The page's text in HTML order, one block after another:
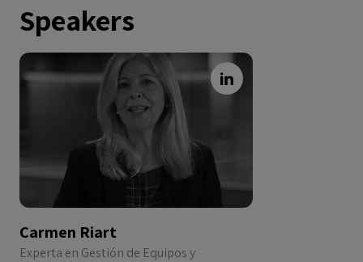
Speakers
Carmen Riart
Experta en Gestión de Equipos y